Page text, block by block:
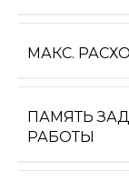
МАКС.
ПАМЯТЬ
РАБОТЫ